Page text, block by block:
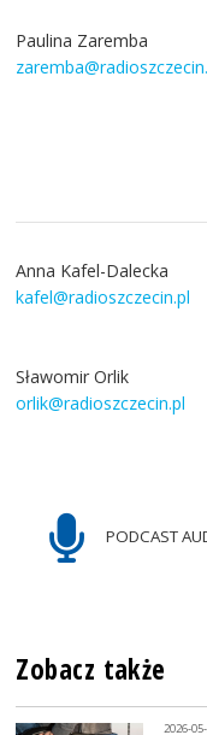
Paulina Zaremba
Anna Kafel-Dalecka
kafel@radioszczecin.pl
Sławomir Orlik
orlik@radioszczecin.pl
PODCAST
Zobacz także
2026-